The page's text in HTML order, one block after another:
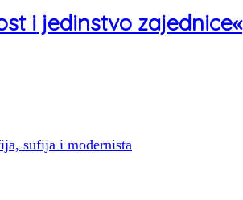
i jedinstvo zajednice«